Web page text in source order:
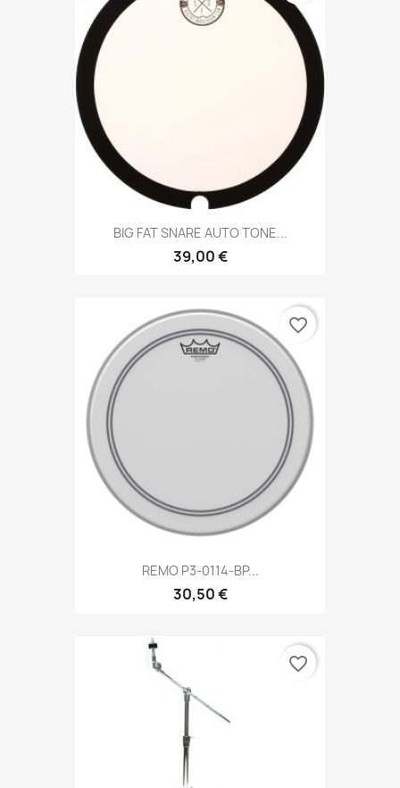
BIG FAT SNARE AUTO TONE...
39,00 €
REMO P3-0114-BP...
30,50 €
favorite_border
favorite_border